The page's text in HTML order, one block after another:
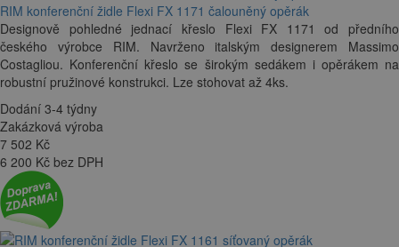
RIM konferenční židle Flexi FX 1171 čalouněný opěrák
Designově pohledné jednací křeslo Flexi FX 1171 od předního
českého výrobce RIM. Navrženo italským designerem Massimo
Costagliou. Konferenční křeslo se širokým sedákem i opěrákem na
robustní pružinové konstrukci. Lze stohovat až 4ks.
Dodání 3-4 týdny
Zakázková výroba
7 502 Kč
6 200 Kč bez DPH